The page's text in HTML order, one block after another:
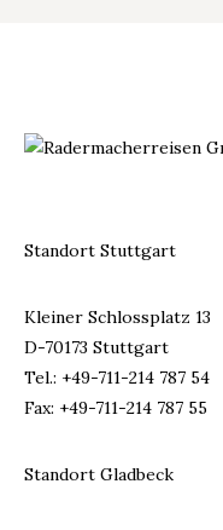
Standort Stuttgart
Kleiner Schlossplatz 13
D-70173 Stuttgart
Tel.: +49-711-214 787 54
Fax: +49-711-214 787 55
Standort Gladbeck